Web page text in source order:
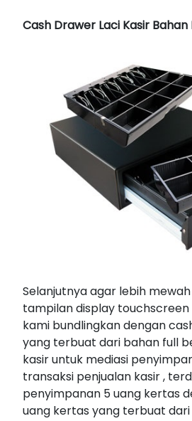
Cash Drawer Laci Kasir Bahan
Selanjutnya agar lebih
tampilan display touchscreen
kami bundlingkan dengan
yang terbuat dari bahan full
kasir untuk mediasi
transaksi penjualan kasir ,
penyimpanan 5 uang kertas
uang kertas yang terbuat dari